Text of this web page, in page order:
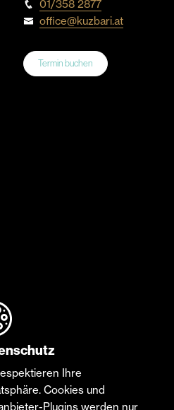
01/358 2877
office@kuzbari.at
Termin buchen
Ihre
Cookies und
Plugins werden nur